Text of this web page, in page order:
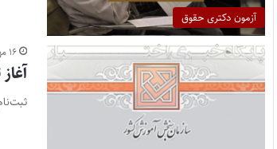
آزمون دکتری حقوق
۱۶ مهر ۱۳۹۶
ثبت‌نام مرحله